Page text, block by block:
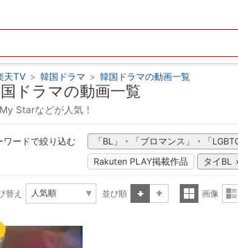
天TV > 韓国ドラマ > 韓国ドラマの動画一覧
ドラマの動画一覧
Starなどが人気！
ワードで絞り込む 「BL」・「ブロマンス」・「
Rakuten PLAY掲載作品
タイBL
替え
並び順
画像